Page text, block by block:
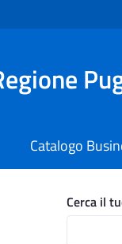
Catalogo
Cerca il